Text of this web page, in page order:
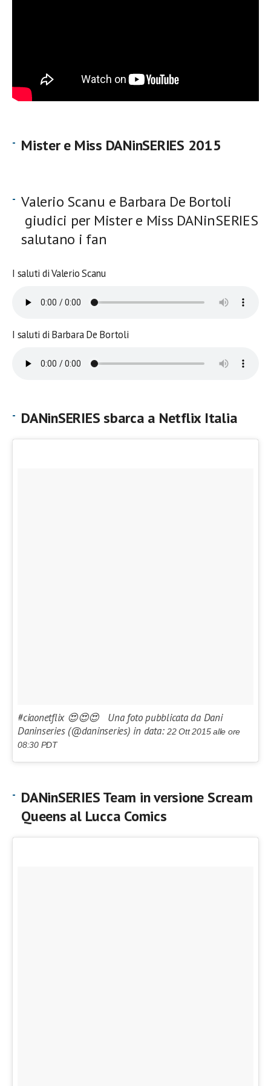
Mister e Miss DANinSERIES 2015
Valerio Scanu e Barbara De Bortoli
giudici per Mister e Miss DANinSERIES
salutano i fan
I saluti di Valerio Scanu
I saluti di Barbara De Bortoli
DANinSERIES sbarca a Netflix Italia
#ciaonetflix 😍😍😍 Una foto pubblicata da Dani
Daninseries (@daninseries) in data:22 Ott 2015 alle ore
08:30 PDT
DANinSERIES Team in versione Scream
Queens al Lucca Comics